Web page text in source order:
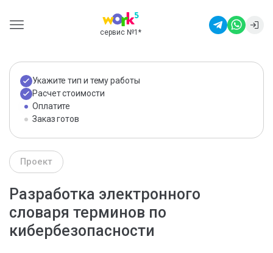
сервис №1 *
Укажите тип и тему работы
Расчет стоимости
Оплатите
Заказ готов
Проект
Разработка электронного
словаря терминов по
кибербезопасности